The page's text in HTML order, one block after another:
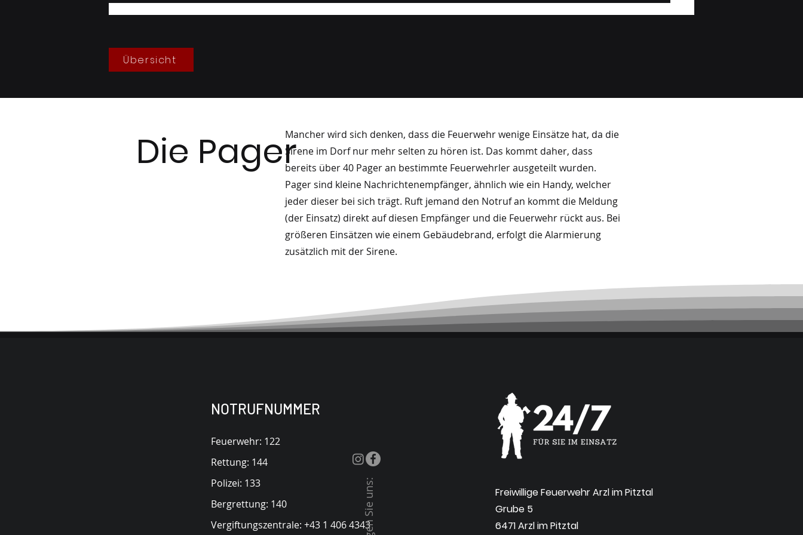
05/2026
Besuch Leitstelle Tirol
04/2026
Übersicht
Die PagerMancher wird sich denken, dass die Feuerwehr wenige Einsätze hat, da die
Sirene im Dorf nur mehr selten zu hören ist. Das kommt daher, dass
bereits über 40 Pager an bestimmte Feuerwehrler ausgeteilt wurden.
Pager sind kleine Nachrichtenempfänger, ähnlich wie ein Handy, welcher
jeder dieser bei sich trägt. Ruft jemand den Notruf an kommt die Meldung
(der Einsatz) direkt auf diesen Empfänger und die Feuerwehr rückt aus. Bei
größeren Einsätzen wie einem Gebäudebrand, erfolgt die Alarmierung
zusätzlich mit der Sirene.
Kontakt
NOTRUFNUMMER
Feuerwehr: 122
Rettung: 144
Polizei: 133
Bergrettung: 140
Vergiftungszentrale: +43 1 406 4343
Folgen Sie uns:
Freiwillige Feuerwehr Arzl im Pitztal
Grube 5
6471 Arzl im Pitztal